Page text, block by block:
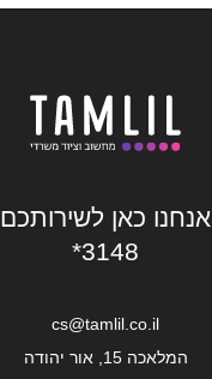
אנחנו כאן לשירותכם
*3148
cs@tamlil.co.il
המלאכה 15, אור יהודה